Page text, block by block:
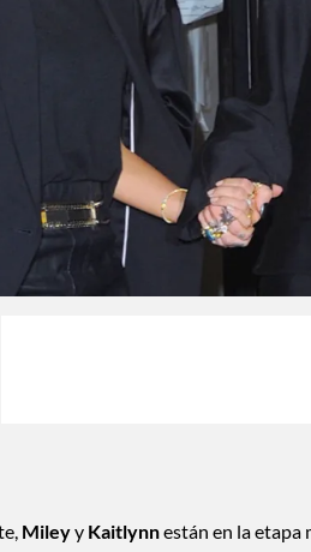
Mileyy Kaitlynnestán en la etapa